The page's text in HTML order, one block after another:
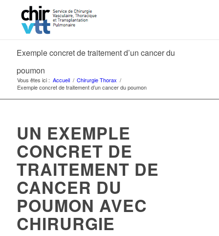
Exemple concret de traitement d’un cancer du
poumon
Vous êtes ici : Accueil / Chirurgie Thorax /
Exemple concret de traitement d’un cancer du poumon
UN EXEMPLE
CONCRET DE
TRAITEMENT DE
CANCER DU
POUMON AVEC
CHIRURGIE